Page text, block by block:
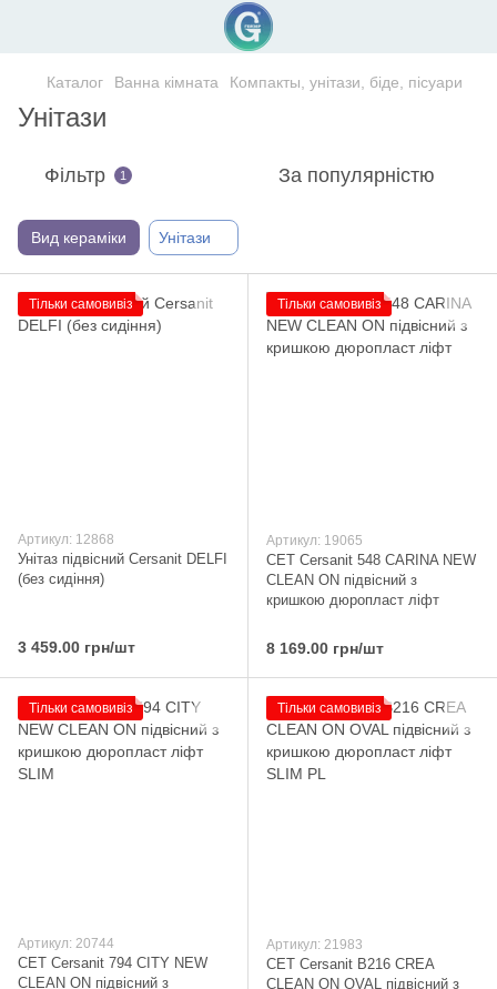
Каталог Ванна кімната Компакты, унітази, біде, пісуари
Унітази
Фільтр 1 За популярністю
Вид кераміки Унітази
Тільки самовивіз
Артикул: 12868
Унітаз підвісний Cersanit DELFI
(без сидіння)
3 459.00 грн/шт
Тільки самовивіз
Артикул: 19065
CET Cersanit 548 CARINA NEW
CLEAN ON підвісний з
кришкою дюропласт ліфт
8 169.00 грн/шт
Тільки самовивіз
Артикул: 20744
CET Cersanit 794 CITY NEW
CLEAN ON підвісний з
Тільки самовивіз
Артикул: 21983
CET Cersanit В216 CREA
CLEAN ON OVAL підвісний з